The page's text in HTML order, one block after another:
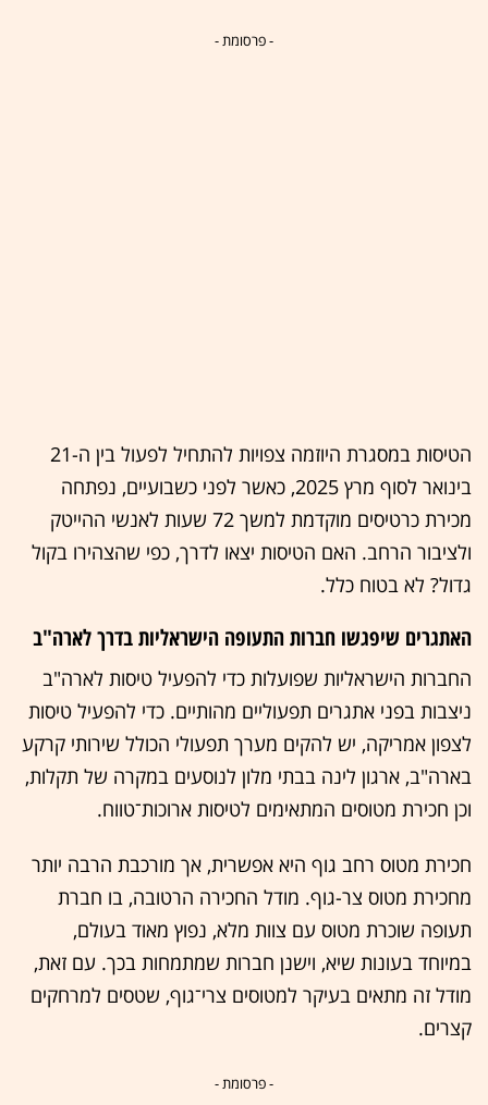
- פרסומת -
הטיסות במסגרת היוזמה צפויות להתחיל לפעול בין ה-21
בינואר לסוף מרץ 2025, כאשר לפני כשבועיים, נפתחה
מכירת כרטיסים מוקדמת למשך 72 שעות לאנשי ההייטק
ולציבור הרחב. האם הטיסות יצאו לדרך, כפי שהצהירו בקול
גדול? לא בטוח כלל.
האתגרים שיפגשו חברות התעופה הישראליות בדרך לארה"ב
החברות הישראליות שפועלות כדי להפעיל טיסות לארה"ב
ניצבות בפני אתגרים תפעוליים מהותיים. כדי להפעיל טיסות
לצפון אמריקה, יש להקים מערך תפעולי הכולל שירותי קרקע
בארה"ב, ארגון לינה בבתי מלון לנוסעים במקרה של תקלות,
וכן חכירת מטוסים המתאימים לטיסות ארוכות־טווח.
חכירת מטוס רחב גוף היא אפשרית, אך מורכבת הרבה יותר
מחכירת מטוס צר-גוף. מודל החכירה הרטובה, בו חברת
תעופה שוכרת מטוס עם צוות מלא, נפוץ מאוד בעולם,
במיוחד בעונות שיא, וישנן חברות שמתמחות בכך. עם זאת,
מודל זה מתאים בעיקר למטוסים צרי־גוף, שטסים למרחקים
קצרים.
- פרסומת -